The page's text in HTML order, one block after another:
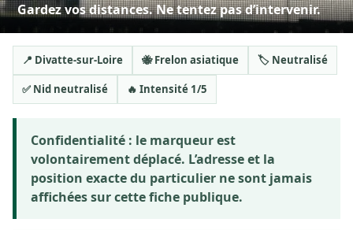
Gardez vos distances. Ne tentez pas d’intervenir.
📍 Divatte-sur-Loire 🐝 Frelon asiatique 🏷️ Neutralisé
✅ Nid neutralisé 🔥 Intensité 1/5
Confidentialité : le marqueur est
volontairement déplacé. L’adresse et la
position exacte du particulier ne sont jamais
affichées sur cette fiche publique.